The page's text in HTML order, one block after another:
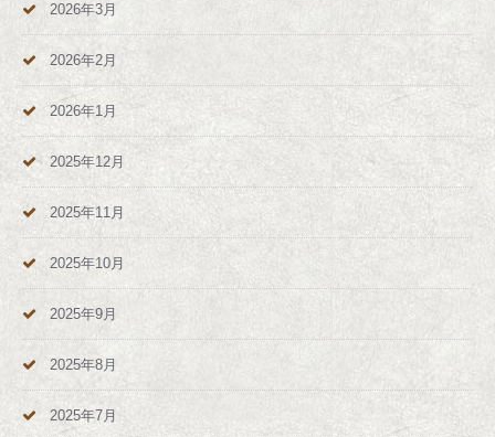
2026年3月
2026年2月
2026年1月
2025年12月
2025年11月
2025年10月
2025年9月
2025年8月
2025年7月